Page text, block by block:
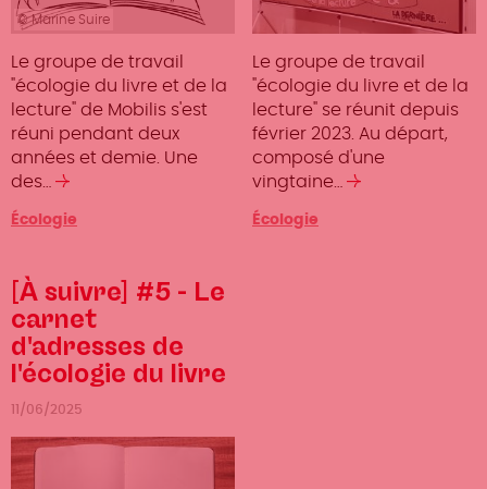
© Marine Suire
Le groupe de travail
"écologie du livre et de la
lecture" de Mobilis s'est
réuni pendant deux
années et demie. Une
des…
suite
Catégorie
Écologie
Le groupe de travail
"écologie du livre et de la
lecture" se réunit depuis
février 2023. Au départ,
composé d'une
vingtaine…
Catégorie
Écologie
[À suivre] #5 - Le
carnet
d'adresses de
l'écologie du livre
11/06/2025